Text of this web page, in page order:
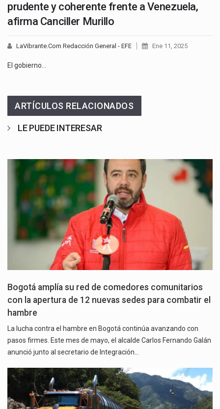
prudente y coherente frente a Venezuela,
afirma Canciller Murillo
LaVibrante.Com Redacción General - EFE Ene 11, 2025
El gobierno…
ARTÍCULOS RELACIONADOS
LE PUEDE INTERESAR
Bogotá amplía su red de comedores comunitarios
con la apertura de 12 nuevas sedes para combatir el
hambre
La lucha contra el hambre en Bogotá continúa avanzando con
pasos firmes. Este mes de mayo, el alcalde Carlos Fernando Galán
anunció junto al secretario de Integración…